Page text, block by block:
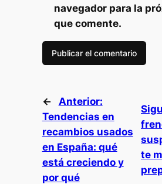
navegador para la
que comente.
←
Anterior:
Tendencias en
recambios usados
en España: qué
está creciendo y
por qué
te